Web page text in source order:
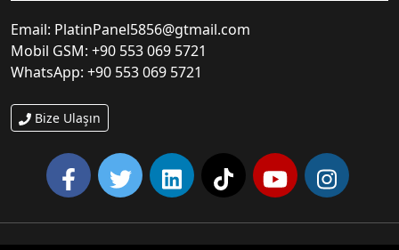
Email: PlatinPanel5856@gtmail.com
Mobil GSM: +90 553 069 5721
WhatsApp: +90 553 069 5721
Bize Ulaşın